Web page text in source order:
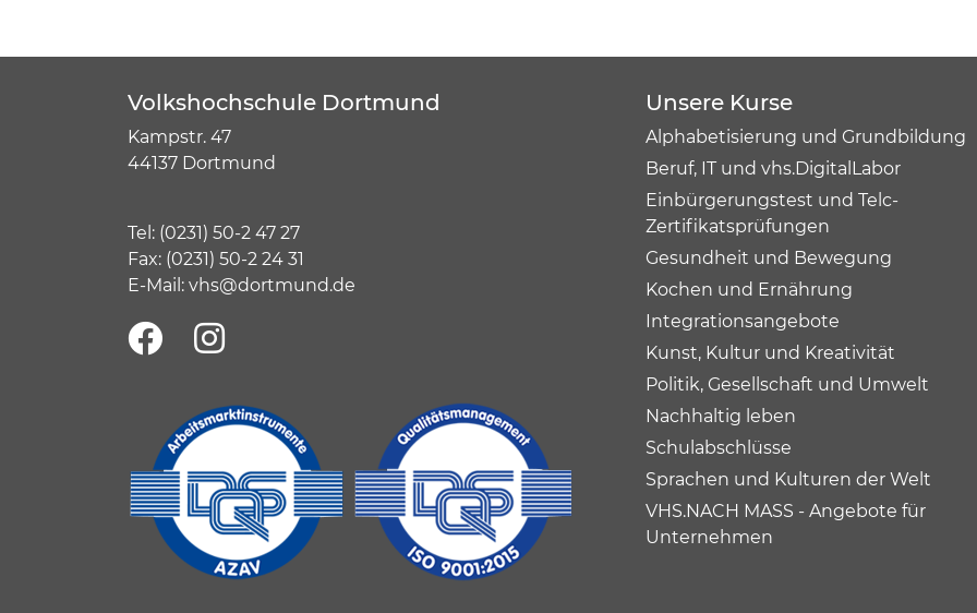
Volkshochschule Dortmund
Kampstr. 47
44137 Dortmund
Tel: (0231) 50-2 47 27
Fax: (0231) 50-2 24 31
E-Mail: vhs@dortmund.de
Unsere Kurse
Alphabetisierung und Grundbildung
Beruf, IT und vhs.DigitalLabor
Einbürgerungstest und Telc-
Zertifikatsprüfungen
Gesundheit und Bewegung
Kochen und Ernährung
Integrationsangebote
Kunst, Kultur und Kreativität
Politik, Gesellschaft und Umwelt
Nachhaltig leben
Schulabschlüsse
Sprachen und Kulturen der Welt
VHS.NACH MASS - Angebote für
Unternehmen